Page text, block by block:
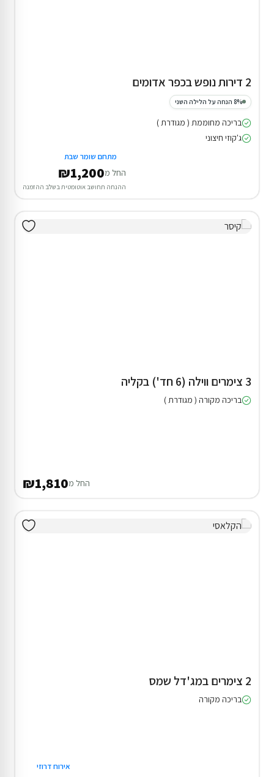
2 דירות נופש בכפר אדומים
8% הנחה על הלילה השני
בריכה מחוממת ( מגודרת )
ג'קוזי חיצוני
מתחם שומר שבת
החל מ₪1,200
ההנחה תחושב אוטומטית בשלב ההזמנה
3 צימרים ווילה (6 חד') בקליה
בריכה מקורה ( מגודרת )
החל מ₪1,810
2 צימרים במג'דל שמס
בריכה מקורה
אירוח דרוזי